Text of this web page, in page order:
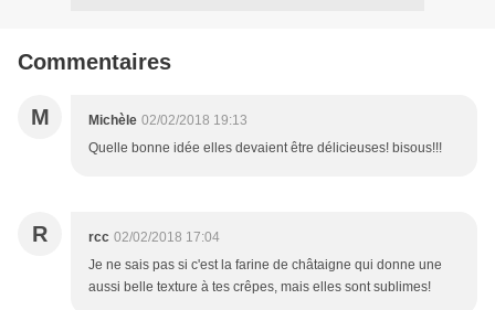
Commentaires
M Michèle 02/02/2018 19:13
Quelle bonne idée elles devaient être délicieuses! bisous!!!
R rcc 02/02/2018 17:04
Je ne sais pas si c'est la farine de châtaigne qui donne une
aussi belle texture à tes crêpes, mais elles sont sublimes!